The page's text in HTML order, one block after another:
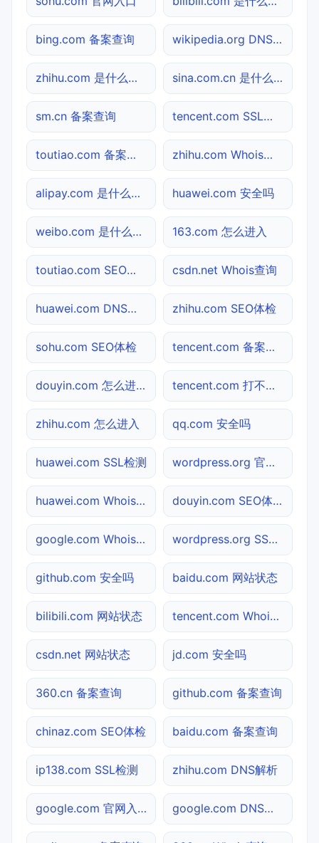
bing.com 备案查询 wikipedia.org DNS解析
zhihu.com 是什么网站 sina.com.cn 是什么网站
sm.cn 备案查询 tencent.com SSL检测
toutiao.com 备案查询 zhihu.com Whois查询
alipay.com 是什么网站 huawei.com 安全吗
weibo.com 是什么网站 163.com 怎么进入
toutiao.com SEO体检 csdn.net Whois查询
huawei.com DNS解析 zhihu.com SEO体检
sohu.com SEO体检 tencent.com 备案查询
douyin.com 怎么进入 tencent.com 打不开检测
zhihu.com 怎么进入 qq.com 安全吗
huawei.com SSL检测 wordpress.org 官网入口
huawei.com Whois查询 douyin.com SEO体检
google.com Whois查询 wordpress.org SSL检测
github.com 安全吗 baidu.com 网站状态
bilibili.com 网站状态 tencent.com Whois查询
csdn.net 网站状态 jd.com 安全吗
360.cn 备案查询 github.com 备案查询
chinaz.com SEO体检 baidu.com 备案查询
ip138.com SSL检测 zhihu.com DNS解析
google.com 官网入口 google.com DNS解析